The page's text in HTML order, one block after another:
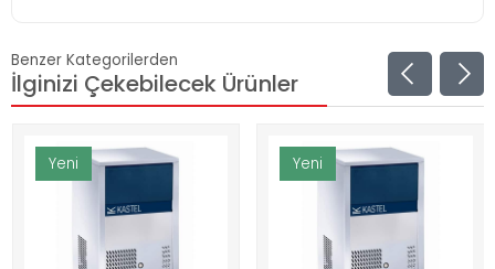
Benzer Kategorilerden
İlginizi Çekebilecek Ürünler
Yeni Yeni